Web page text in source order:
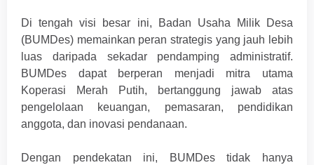
Di tengah visi besar ini, Badan Usaha Milik Desa
(BUMDes) memainkan peran strategis yang jauh lebih
luas daripada sekadar pendamping administratif.
BUMDes dapat berperan menjadi mitra utama
Koperasi Merah Putih, bertanggung jawab atas
pengelolaan keuangan, pemasaran, pendidikan
anggota, dan inovasi pendanaan.
Dengan pendekatan ini, BUMDes tidak hanya